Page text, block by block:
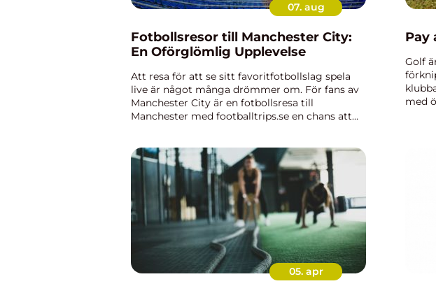
07. aug
Fotbollsresor till Manchester City:
En Oförglömlig Upplevelse
Att resa för att se sitt favoritfotbollslag spela
live är något många drömmer om. För fans av
Manchester City är en fotbollsresa till
Manchester med footballtrips.se en chans att
Pay
Golf
med
05. apr